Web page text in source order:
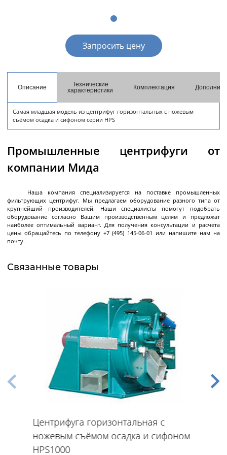
Центрифуги с верхней разгрузкой и прямым
Центрифуги с верхней разгрузкой и откидным
Центрифуги с нижней выгрузкой и ножевым
съёмом осадка автомат
Центрифуги с нижней выгрузкой и ножевым
съёмом осадка полуавтомат
Центрифуги с нижней выгрузкой, ножевым
съёмом осадка и натяжным мешком
Центрифуги горизонтальные консольного типа
Центрифуги горизонтальные с ножевым
съёмом осадка
Центрифуги горизонтальные с ножевым
съёмом осадка и сифоном
Центрифуги горизонтальные во
взрывобезопасном исполнении
Центрифуги горизонтальные с пульсирующей
выгрузкой осадка
Трубчатые центрифуги
Далее
Декантерная центрифуга для осаждения
твёрдых частиц
Декантерные центрифуги во
взрывозащищенном исполнении
трех-фазных смесей
Ректификационное
оборудование
Ректификационные колонны периодического
действия
Лабораторные ректификационные колонны
Запросить цену
Описание
Технические
характеристики
Комплектация
Самая младшая модель из центрифуг горизонтальных с ножевым
съёмом осадка и сифоном серии HPS
Промышленные центрифуги от
компании Мида
Наша компания специализируется на поставке промышленных
фильтрующих центрифуг. Мы предлагаем оборудование разного типа от
крупнейший производителей. Наши специалисты помогут подобрать
оборудование согласно Вашим производственным целям и предложат
наиболее оптимальный вариант. Для получения консультации и расчета
цены обращайтесь по телефону +7 (495) 145-06-01 или напишите нам на
почту.
Связанные товары
Центрифуга горизонтальная с
ножевым съёмом осадка и сифоном
HPS1000